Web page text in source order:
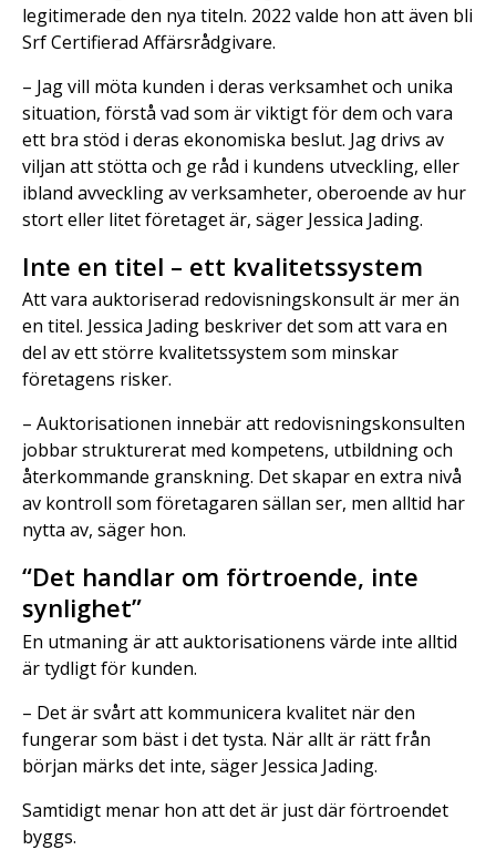
legitimerade den nya titeln. 2022 valde hon att även bli
Srf Certifierad Affärsrådgivare.
– Jag vill möta kunden i deras verksamhet och unika
situation, förstå vad som är viktigt för dem och vara
ett bra stöd i deras ekonomiska beslut. Jag drivs av
viljan att stötta och ge råd i kundens utveckling, eller
ibland avveckling av verksamheter, oberoende av hur
stort eller litet företaget är, säger Jessica Jading.
Inte en titel – ett kvalitetssystem
Att vara auktoriserad redovisningskonsult är mer än
en titel. Jessica Jading beskriver det som att vara en
del av ett större kvalitetssystem som minskar
företagens risker.
– Auktorisationen innebär att redovisningskonsulten
jobbar strukturerat med kompetens, utbildning och
återkommande granskning. Det skapar en extra nivå
av kontroll som företagaren sällan ser, men alltid har
nytta av, säger hon.
“Det handlar om förtroende, inte
synlighet”
En utmaning är att auktorisationens värde inte alltid
är tydligt för kunden.
– Det är svårt att kommunicera kvalitet när den
fungerar som bäst i det tysta. När allt är rätt från
början märks det inte, säger Jessica Jading.
Samtidigt menar hon att det är just där förtroendet
byggs.